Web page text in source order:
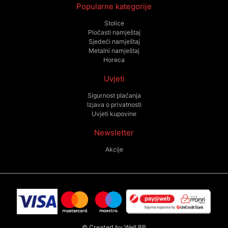
Popularne kategorije
Stolice
Pločasti namještaj
Sjedeći namještaj
Metalni namještaj
Horeca
Uvjeti
Sigurnost plaćanja
Izjava o privatnosti
Uvjeti kupovine
Newsletter
Akcije